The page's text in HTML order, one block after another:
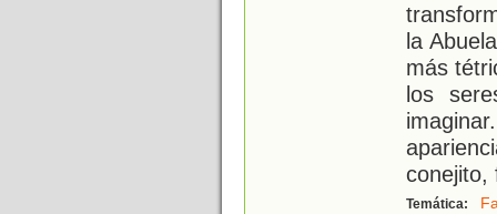
la
más
los
conejito,
Temática: